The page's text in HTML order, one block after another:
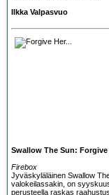
Ilkka Valpasvuo
Swallow The Sun: Forgive
Firebox
Jyväskyläläinen Swallow
valokeilassakin , on
perusteella raskas